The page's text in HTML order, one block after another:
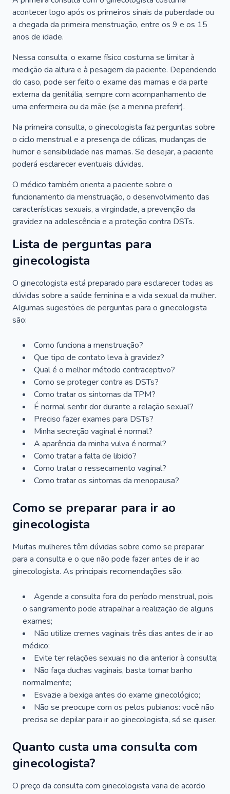
acontecer logo após os primeiros sinais da puberdade ou
a chegada da primeira menstruação, entre os 9 e os 15
anos de idade.
Nessa consulta, o exame físico costuma se limitar à
medição da altura e à pesagem da paciente. Dependendo
do caso, pode ser feito o exame das mamas e da parte
externa da genitália, sempre com acompanhamento de
uma enfermeira ou da mãe (se a menina preferir).
Na primeira consulta, o ginecologista faz perguntas sobre
o ciclo menstrual e a presença de cólicas, mudanças de
humor e sensibilidade nas mamas. Se desejar, a paciente
poderá esclarecer eventuais dúvidas.
O médico também orienta a paciente sobre o
funcionamento da menstruação, o desenvolvimento das
características sexuais, a virgindade, a prevenção da
gravidez na adolescência e a proteção contra DSTs.
Lista de perguntas para
ginecologista
O ginecologista está preparado para esclarecer todas as
dúvidas sobre a saúde feminina e a vida sexual da mulher.
Algumas sugestões de perguntas para o ginecologista
são:
Como funciona a menstruação?
Que tipo de contato leva à gravidez?
Qual é o melhor método contraceptivo?
Como se proteger contra as DSTs?
Como tratar os sintomas da TPM?
É normal sentir dor durante a relação sexual?
Preciso fazer exames para DSTs?
Minha secreção vaginal é normal?
A aparência da minha vulva é normal?
Como tratar a falta de libido?
Como tratar o ressecamento vaginal?
Como tratar os sintomas da menopausa?
Como se preparar para ir ao
ginecologista
Muitas mulheres têm dúvidas sobre como se preparar
para a consulta e o que não pode fazer antes de ir ao
ginecologista. As principais recomendações são:
Agende a consulta fora do período menstrual, pois
o sangramento pode atrapalhar a realização de alguns
exames;
Não utilize cremes vaginais três dias antes de ir ao
médico;
Evite ter relações sexuais no dia anterior à consulta;
Não faça duchas vaginais, basta tomar banho
normalmente;
Esvazie a bexiga antes do exame ginecológico;
Não se preocupe com os pelos pubianos: você não
precisa se depilar para ir ao ginecologista, só se quiser.
Quanto custa uma consulta com
ginecologista?
O preço da consulta com ginecologista varia de acordo